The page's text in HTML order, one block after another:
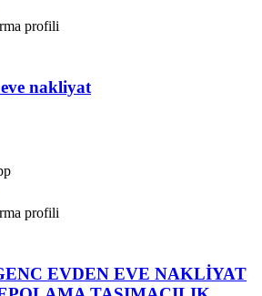
profili
nakliyat
profili
EVDEN EVE NAKLİYAT